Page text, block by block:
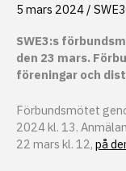
5 mars 2024 / SWE3
SWE3:s
den 23 mars.
föreningar och
Förbundsmötet
2024 kl. 13.
22 mars kl. 12, på